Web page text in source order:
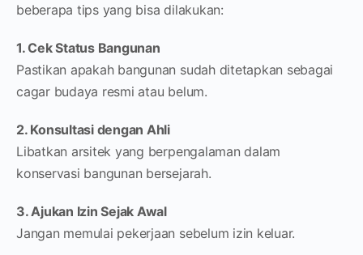
beberapa tips yang bisa dilakukan:
1. Cek Status Bangunan
Pastikan apakah bangunan sudah ditetapkan sebagai
cagar budaya resmi atau belum.
2. Konsultasi dengan Ahli
Libatkan arsitek yang berpengalaman dalam
konservasi bangunan bersejarah.
3. Ajukan Izin Sejak Awal
Jangan memulai pekerjaan sebelum izin keluar.